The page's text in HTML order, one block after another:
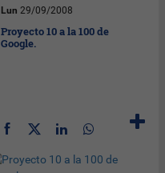
Lun 29/09/2008
Proyecto 10 a la 100 de
Google.